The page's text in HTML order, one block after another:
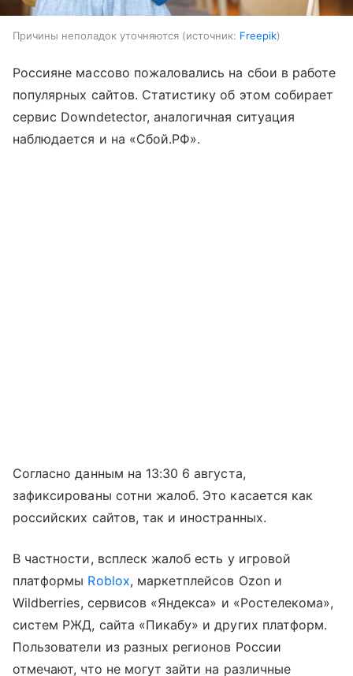
Причины неполадок уточняются источник: Freepik
Россияне массово пожаловались на сбои в работе
популярных сайтов. Статистику об этом собирает
сервис Downdetector, аналогичная ситуация
наблюдается и на «Сбой.РФ».
Согласно данным на 13:30 6 августа,
зафиксированы сотни жалоб. Это касается как
российских сайтов, так и иностранных.
В частности, всплеск жалоб есть у игровой
платформы Roblox, маркетплейсов Ozon и
Wildberries, сервисов «Яндекса» и «Ростелекома»,
систем РЖД, сайта «Пикабу» и других платформ.
Пользователи из разных регионов России
отмечают, что не могут зайти на различные